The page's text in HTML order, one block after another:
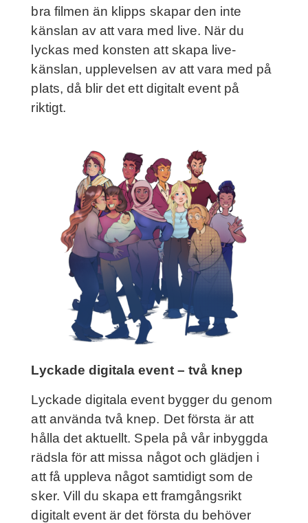
bra filmen än klipps skapar den inte
känslan av att vara med live. När du
lyckas med konsten att skapa live-
känslan, upplevelsen av att vara med på
plats, då blir det ett digitalt event på
riktigt.
Lyckade digitala event – två knep
Lyckade digitala event bygger du genom
att använda två knep. Det första är att
hålla det aktuellt. Spela på vår inbyggda
rädsla för att missa något och glädjen i
att få uppleva något samtidigt som de
sker. Vill du skapa ett framgångsrikt
digitalt event är det första du behöver